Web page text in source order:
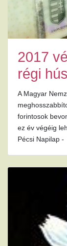
2017
régi
A Magyar
forintosok
ez év végéig
Pécsi Napilap -